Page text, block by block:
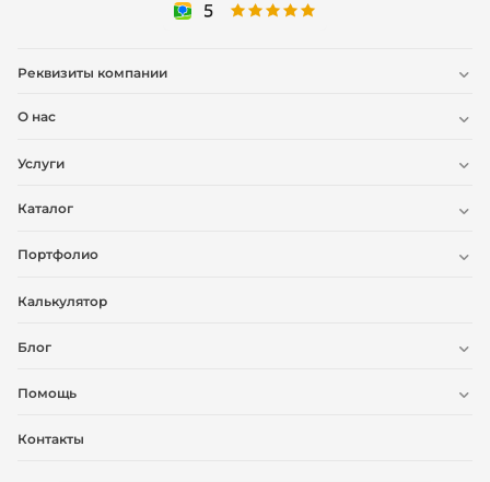
Реквизиты компании
О нас
Услуги
Каталог
Портфолио
Контакты
Калькулятор
Блог
Помощь